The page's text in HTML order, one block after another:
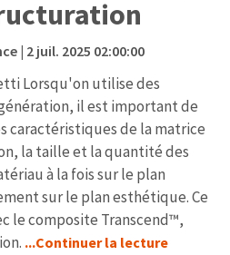
| 2 juil. 2025 02:00:00
Lorsqu'on utilise des
il est important de
caractéristiques de la matrice
la taille et la quantité des
à la fois sur le plan
sur le plan esthétique. Ce
le composite Transcend™,
...Continuer la lecture